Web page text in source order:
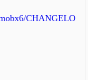
CHANGELO